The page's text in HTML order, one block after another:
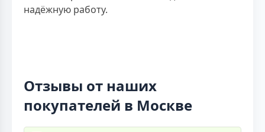
надёжную работу.
Отзывы от наших
покупателей в Москве